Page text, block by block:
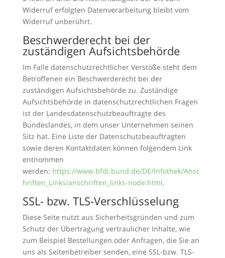
Widerruf erfolgten Datenverarbeitung bleibt vom
Widerruf unberührt.
Beschwerderecht bei der
zuständigen Aufsichtsbehörde
Im Falle datenschutzrechtlicher Verstöße steht dem
Betroffenen ein Beschwerderecht bei der
zuständigen Aufsichtsbehörde zu. Zuständige
Aufsichtsbehörde in datenschutzrechtlichen Fragen
ist der Landesdatenschutzbeauftragte des
Bundeslandes, in dem unser Unternehmen seinen
Sitz hat. Eine Liste der Datenschutzbeauftragten
sowie deren Kontaktdaten können folgendem Link
entnommen
werden: https://www.bfdi.bund.de/DE/Infothek/Ansc
hriften_Links/anschriften_links-node.html.
SSL- bzw. TLS-Verschlüsselung
Diese Seite nutzt aus Sicherheitsgründen und zum
Schutz der Übertragung vertraulicher Inhalte, wie
zum Beispiel Bestellungen oder Anfragen, die Sie an
uns als Seitenbetreiber senden, eine SSL-bzw. TLS-